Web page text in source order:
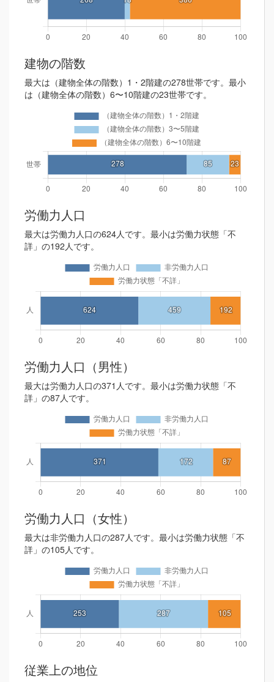
建物の階数
最大は（建物全体の階数）1・2階建の278世帯です。最小
は（建物全体の階数）6〜10階建の23世帯です。
労働力人口
最大は労働力人口の624人です。最小は労働力状態「不
詳」の192人です。
労働力人口（男性）
最大は労働力人口の371人です。最小は労働力状態「不
詳」の87人です。
労働力人口（女性）
最大は非労働力人口の287人です。最小は労働力状態「不
詳」の105人です。
従業上の地位